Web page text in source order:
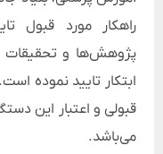
راهکار مورد قبول
پژوهش‌ها و تحقیقات
ابتکار تایید نموده
قبولی و اعتبار این
می‌باشد.